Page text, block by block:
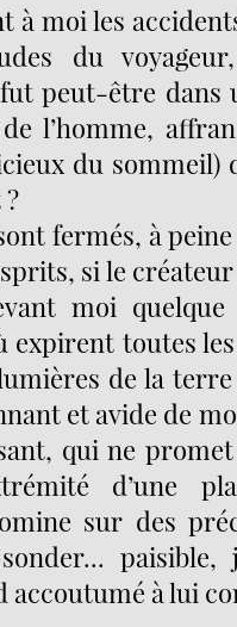
à moi les
du
peut-être dans
l’homme,
du sommeil)
fermés, à
si le
moi quelque
expirent toutes
de la
et avide de
qui ne promet
d’une
sur des
accoutumé à lui